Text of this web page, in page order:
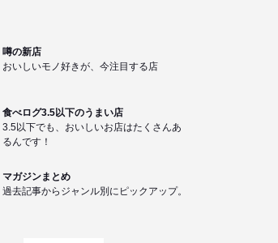
噂の新店
おいしいモノ好きが、今注目する店
食べログ3.5以下のうまい店
3.5以下でも、おいしいお店はたくさんあ
るんです！
マガジンまとめ
過去記事からジャンル別にピックアップ。